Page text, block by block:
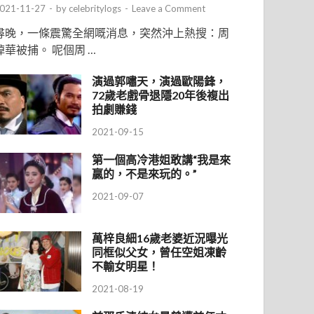
11-27 - by celebritylogs - Leave a Comment
晚，一條震驚全網嘅消息，突然沖上熱搜：周
華被捕。 呢個周 …
演過郭嘯天，演過歐陽鋒，
72歲老戲骨退隱20年後複出
拍劇賺錢
2021-09-15
第一個高冷港姐敢講“我是來
贏的，不是來玩的。”
2021-09-07
萬梓良細16歲老婆近況曝光
同框似父女，曾任空姐凍齡
不輸女明星！
2021-08-19